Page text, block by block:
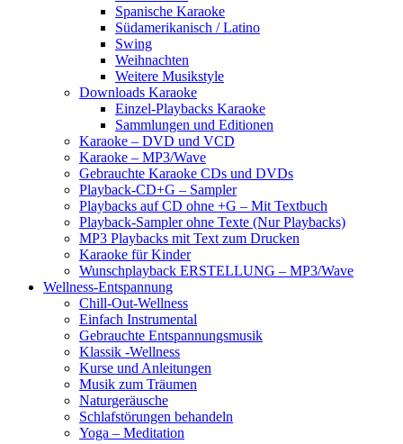
Spanische Karaoke
Südamerikanisch / Latino
Swing
Weihnachten
Weitere Musikstyle
Downloads Karaoke
Einzel-Playbacks Karaoke
Sammlungen und Editionen
Karaoke – DVD und VCD
Karaoke – MP3/Wave
Gebrauchte Karaoke CDs und DVDs
Playback-CD+G – Sampler
Playbacks auf CD ohne +G – Mit Textbuch
Playback-Sampler ohne Texte (Nur Playbacks)
MP3 Playbacks mit Text zum Drucken
Karaoke für Kinder
Wunschplayback ERSTELLUNG – MP3/Wave
Wellness-Entspannung
Chill-Out-Wellness
Einfach Instrumental
Gebrauchte Entspannungsmusik
Klassik -Wellness
Kurse und Anleitungen
Musik zum Träumen
Naturgeräusche
Schlafstörungen behandeln
Yoga – Meditation